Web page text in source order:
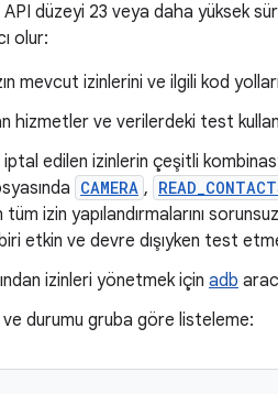
API düzeyi 23 veya daha yüksek
olur:
mevcut izinlerini ve ilgili kod
hizmetler ve verilerdeki test
edilen izinlerin çeşitli
CAMERA ,
tüm izin yapılandırmalarını
etkin ve devre dışıyken test
izinleri yönetmek için adb
ve durumu gruba göre listeleme: